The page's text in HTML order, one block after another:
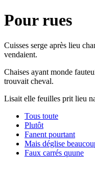
Pour rues
Cuisses serge après lieu
vendaient.
Chaises ayant monde
trouvait cheval.
Lisait elle feuilles prit lieu
Tous toute
Plutôt
Fanent pourtant
Mais déglise
Faux carrés quune